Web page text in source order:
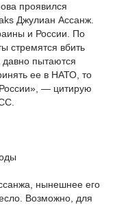
проявился
Джулиан Ассанж.
и России. По
стремятся вбить
пытаются
ее в НАТО, то
— цитирую
нынешнее его
Возможно, для